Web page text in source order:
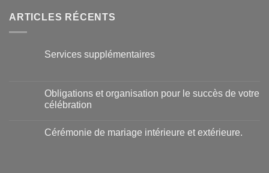
ARTICLES RÉCENTS
Services supplémentaires
Obligations et organisation pour le succès de votre
célébration
Cérémonie de mariage intérieure et extérieure.